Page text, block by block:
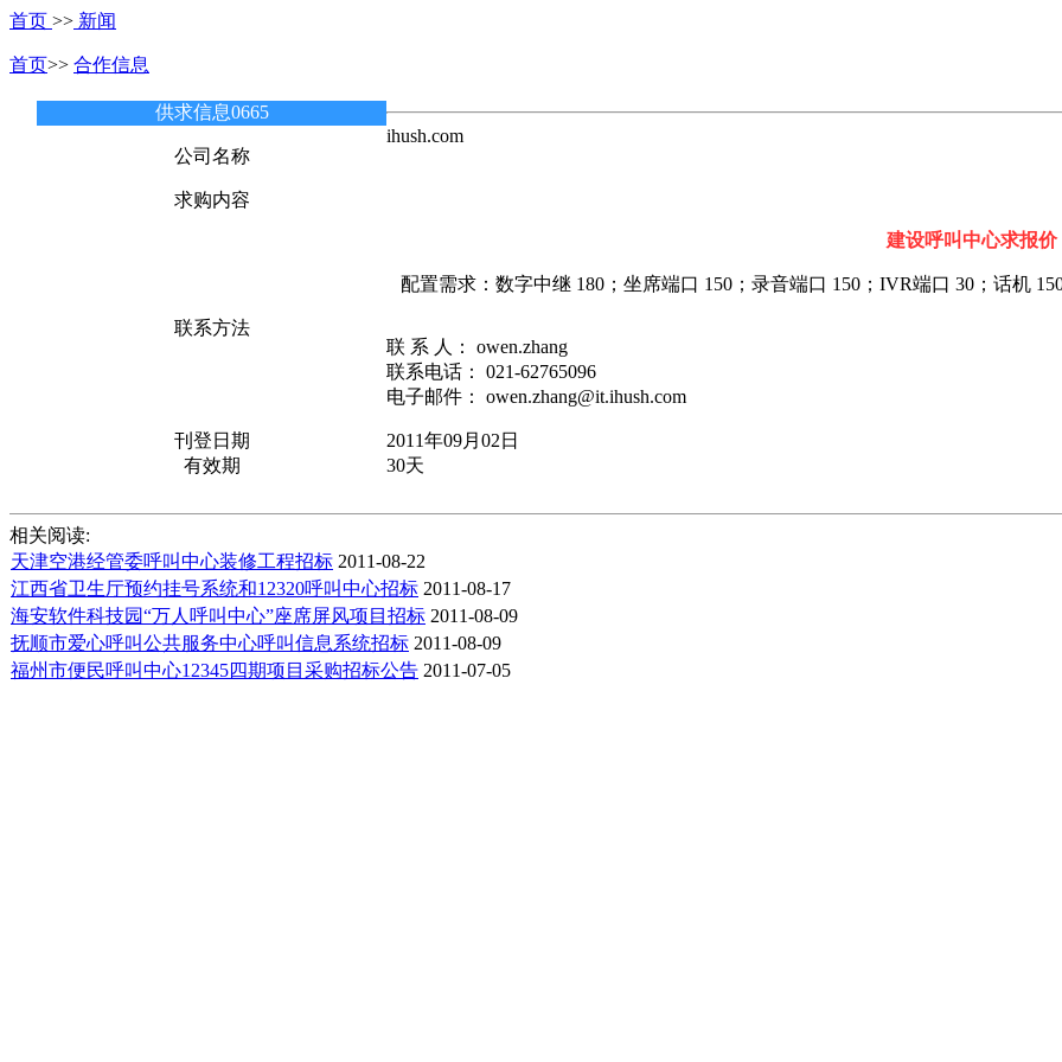
首页 >> 新闻
首页>> 合作信息
供求信息0665
公司名称
ihush.com
求购内容
建设呼叫中心求报价
配置需求：数字中继 180；坐席端口 150；录音端口 150；IVR端口 30；话机
联系方法
联 系 人： owen.zhang
联系电话： 021-62765096
电子邮件： owen.zhang@it.ihush.com
刊登日期
2011年09月02日
有效期
30天
相关阅读:
天津空港经管委呼叫中心装修工程招标 2011-08-22
江西省卫生厅预约挂号系统和12320呼叫中心招标 2011-08-17
海安软件科技园“万人呼叫中心”座席屏风项目招标 2011-08-09
抚顺市爱心呼叫公共服务中心呼叫信息系统招标 2011-08-09
福州市便民呼叫中心12345四期项目采购招标公告 2011-07-05